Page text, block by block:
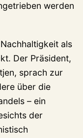
werden
als
Der Präsident,
sprach zur
über die
– ein
der